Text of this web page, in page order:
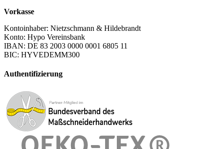
Vorkasse
Kontoinhaber: Nietzschmann & Hildebrandt
Konto: Hypo Vereinsbank
IBAN: DE 83 2003 0000 0001 6805 11
BIC: HYVEDEMM300
Authentifizierung